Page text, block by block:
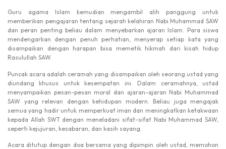
Guru agama Islam kemudian mengambil alih panggung untuk
memberikan pengajaran tentang sejarah kelahiran Nabi Muhammad SAW
dan peran penting beliau dalam menyebarkan ajaran Islam. Para siswa
mendengarkan dengan penuh perhatian, menyerap setiap kata yang
disampaikan dengan harapan bisa memetik hikmah dari kisah hidup
Rasulullah SAW.
Puncak acara adalah ceramah yang disampaikan oleh seorang ustad yang
diundang khusus untuk kesempatan ini. Dalam ceramahnya, ustad
menyampaikan pesan-pesan moral dan ajaran-ajaran Nabi Muhammad
SAW yang relevan dengan kehidupan modern. Beliau juga mengajak
semua yang hadir untuk memperkuat iman dan meningkatkan ketakwaan
kepada Allah SWT dengan meneladani sifat-sifat Nabi Muhammad SAW,
seperti kejujuran, kesabaran, dan kasih sayang.
Acara ditutup dengan doa bersama yang dipimpin oleh ustad, memohon